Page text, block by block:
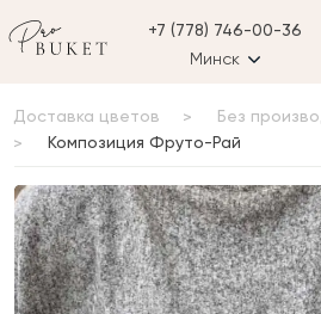
+7 (778) 746-00-36
Минск
Доставка цветов
Без
Композиция Фруто-Рай
Композиция Фруто-